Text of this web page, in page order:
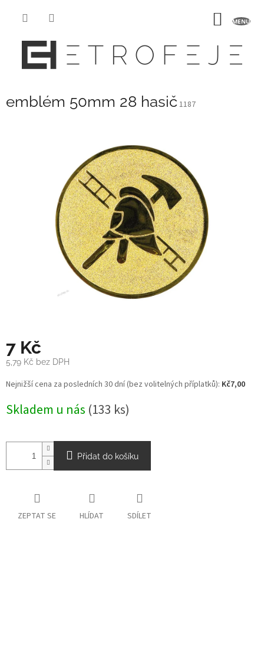
emblém 50mm 28 hasič1187
7 Kč
5,79 Kč bez DPH
Měrná
cena:
Nejnižší cena za posledních 30 dní (bez volitelných příplatků): Kč7,00
Skladem u nás (133 ks)
Přidat do košíku
ZEPTAT SE HLÍDAT SDÍLET